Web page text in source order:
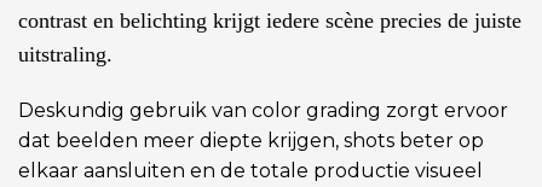
contrast en belichting krijgt iedere scène precies de juiste
uitstraling.
Deskundig gebruik van color grading zorgt ervoor
dat beelden meer diepte krijgen, shots beter op
elkaar aansluiten en de totale productie visueel